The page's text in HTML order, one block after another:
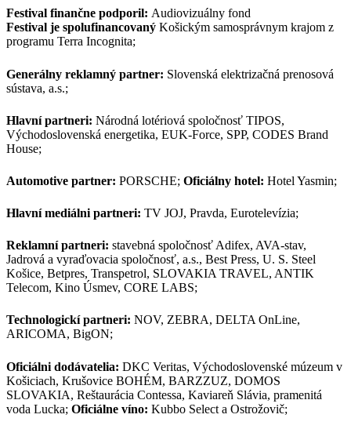
Festival finančne podporil: Audiovizuálny fond
Festival je spolufinancovaný Košickým samosprávnym krajom z
programu Terra Incognita;
Generálny reklamný partner: Slovenská elektrizačná prenosová
sústava, a.s.;
Hlavní partneri: Národná lotériová spoločnosť TIPOS,
Východoslovenská energetika, EUK-Force, SPP, CODES Brand
House;
Automotive partner: PORSCHE; Oficiálny hotel: Hotel Yasmin;
Hlavní mediálni partneri: TV JOJ, Pravda, Eurotelevízia;
Reklamní partneri: stavebná spoločnosť Adifex, AVA-stav,
Jadrová a vyraďovacia spoločnosť, a.s., Best Press, U. S. Steel
Košice, Betpres, Transpetrol, SLOVAKIA TRAVEL, ANTIK
Telecom, Kino Úsmev, CORE LABS;
Technologickí partneri: NOV, ZEBRA, DELTA OnLine,
ARICOMA, BigON;
Oficiálni dodávatelia: DKC Veritas, Východoslovenské múzeum v
Košiciach, Krušovice BOHÉM, BARZZUZ, DOMOS
SLOVAKIA, Reštaurácia Contessa, Kaviareň Slávia, pramenitá
voda Lucka; Oficiálne víno: Kubbo Select a Ostrožovič;